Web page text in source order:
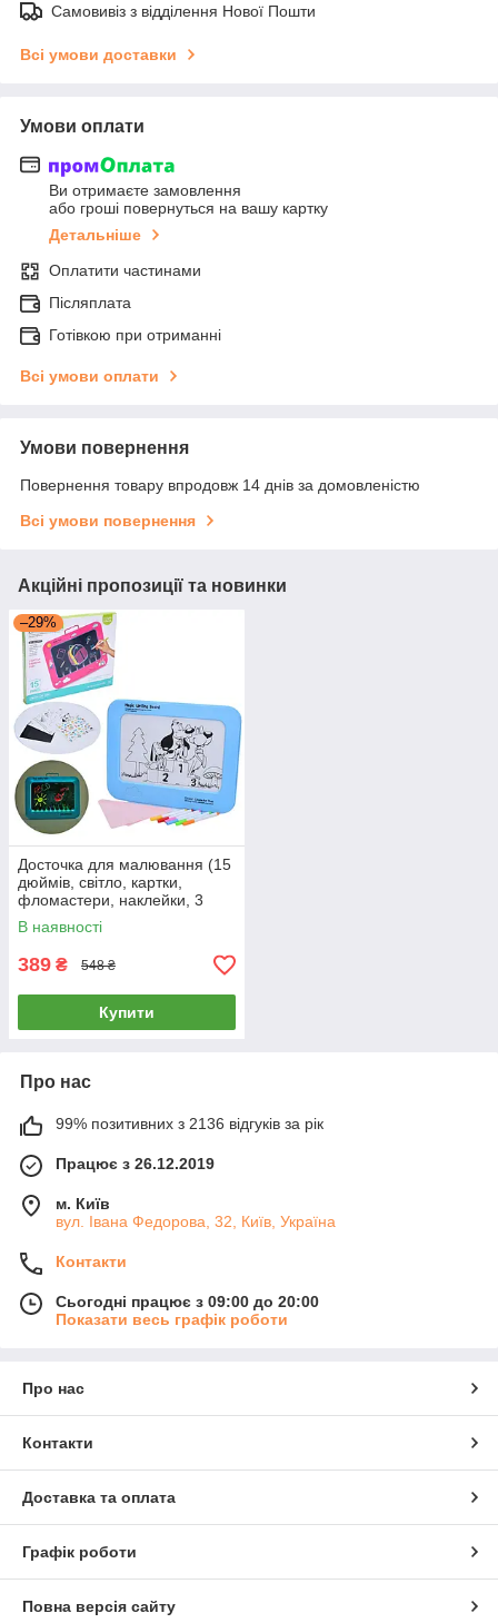
Самовивіз з відділення Нової Пошти
Всі умови доставки
Умови оплати
Ви отримаєте замовлення
або гроші повернуться на вашу картку
Детальніше
Оплатити частинами
Післяплата
Готівкою при отриманні
Всі умови оплати
Умови повернення
Повернення товару впродовж 14 днів за домовленістю
Всі умови повернення
Акційні пропозиції та новинки
–29%
Досточка для малювання (15
дюймів, світло, картки,
фломастери, наклейки, 3
кольори, в коробці) 2021-2
В наявності
389 ₴ 548 ₴
Купити
Про нас
99% позитивних з 2136 відгуків за рік
Працює з 26.12.2019
м. Київ
вул. Івана Федорова, 32, Київ, Україна
Контакти
Сьогодні працює з 09:00 до 20:00
Показати весь графік роботи
Про нас
Контакти
Доставка та оплата
Графік роботи
Повна версія сайту